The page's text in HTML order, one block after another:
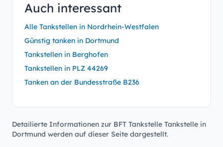
Auch interessant
Alle Tankstellen in Nordrhein-Westfalen
Günstig tanken in Dortmund
Tankstellen in Berghofen
Tankstellen in PLZ 44269
Tanken an der Bundesstraße B236
Detailierte Informationen zur BFT Tankstelle Tankstelle in
Dortmund werden auf dieser Seite dargestellt.